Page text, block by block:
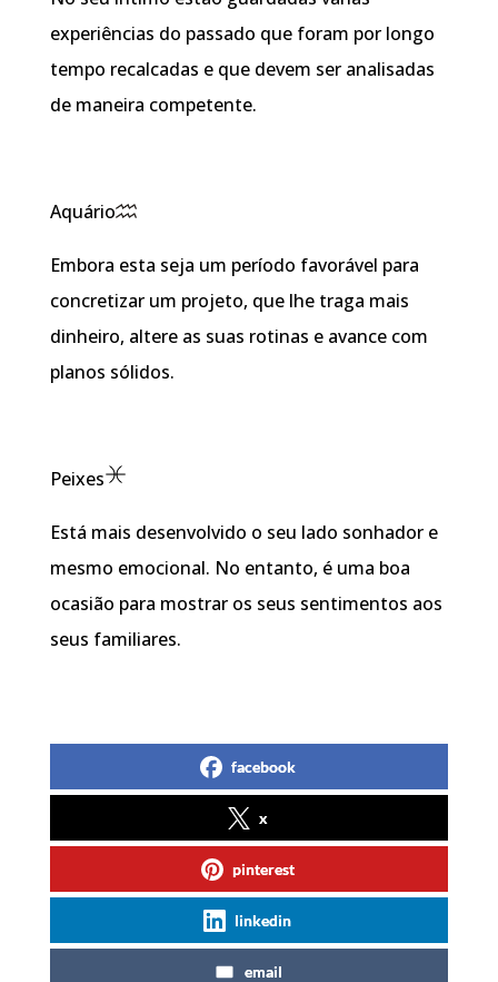
experiências do passado que foram por longo
tempo recalcadas e que devem ser analisadas
de maneira competente.
Aquário
Embora esta seja um período favorável para
concretizar um projeto, que lhe traga mais
dinheiro, altere as suas rotinas e avance com
planos sólidos.
Peixes
Está mais desenvolvido o seu lado sonhador e
mesmo emocional. No entanto, é uma boa
ocasião para mostrar os seus sentimentos aos
seus familiares.
facebook
x
pinterest
linkedin
email